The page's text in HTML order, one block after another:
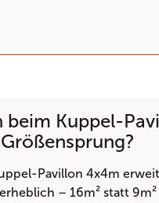
beim Kuppel-
Pavillon 4x4m
– 16m² statt